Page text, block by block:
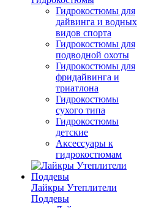
Гидрокостюмы для
дайвинга и водных
видов спорта
Гидрокостюмы для
подводной охоты
Гидрокостюмы для
фридайвинга и
триатлона
Гидрокостюмы
сухого типа
Гидрокостюмы
детские
Аксессуары к
гидрокостюмам
Лайкры Утеплители
Поддевы